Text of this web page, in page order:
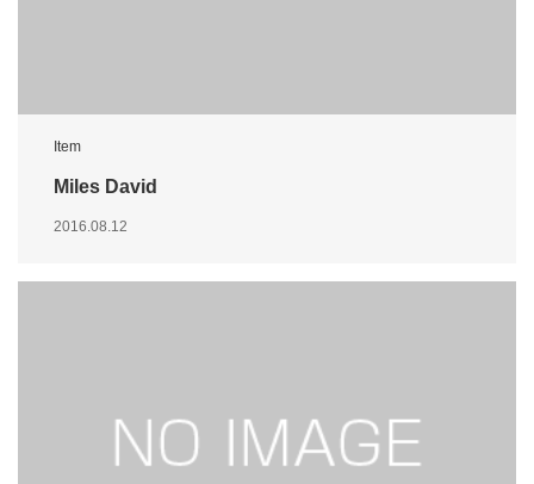
Item
Miles David
2016.08.12